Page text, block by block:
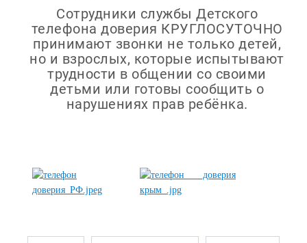
Сотрудники службы Детского
телефона доверия КРУГЛОСУТОЧНО
принимают звонки не только детей,
но и взрослых, которые испытывают
трудности в общении со своими
детьми или готовы сообщить о
нарушениях прав ребёнка.